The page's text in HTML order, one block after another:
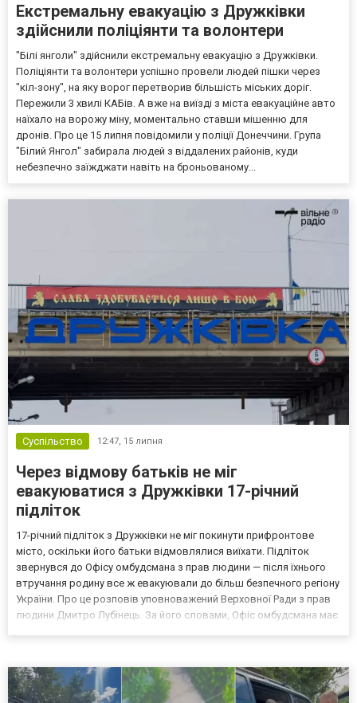
Екстремальну евакуацію з Дружківки
здійснили поліціянти та волонтери
"Білі янголи" здійснили екстремальну евакуацію з Дружківки.
Поліціянти та волонтери успішно провели людей пішки через
"кіл-зону", на яку ворог перетворив більшість міських доріг.
Пережили 3 хвилі КАБів. А вже на виїзді з міста евакуаційне авто
наїхало на ворожу міну, моментально ставши мішенню для
дронів. Про це 15 липня повідомили у поліції Донеччини. Група
"Білий Янгол" забирала людей з віддалених районів, куди
небезпечно заїжджати навіть на броньованому...
Суспільство 12:47, 15 липня
Через відмову батьків не міг
евакуюватися з Дружківки 17-річний
підліток
17-річний підліток з Дружківки не міг покинути прифронтове
місто, оскільки його батьки відмовлялися виїхати. Підліток
звернувся до Офісу омбудсмана з прав людини — після їхнього
втручання родину все ж евакуювали до більш безпечного регіону
України. Про це розповів уповноважений Верховної Ради з прав
людини Дмитро Лубінець. За його словами, Офіс омбудсмана має